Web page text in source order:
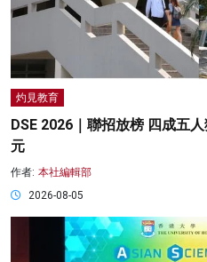
灼見教育
DSE 2026｜聯招放榜 四成五
元
作者: 本社編輯部
2026-08-05